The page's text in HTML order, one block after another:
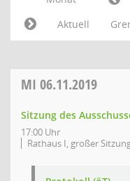
Aktuell
MI 06.11.2019
Sitzung des
17:00 Uhr
Rathaus I, großer